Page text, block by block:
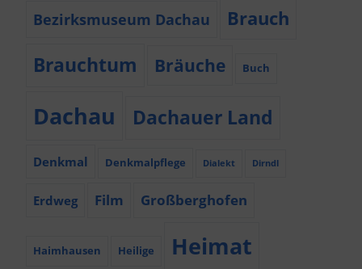
Bezirksmuseum Dachau Brauch
Brauchtum Bräuche Buch
Dachau Dachauer Land
Denkmal Denkmalpflege Dialekt Dirndl
Erdweg Film Großberghofen
Haimhausen Heilige Heimat